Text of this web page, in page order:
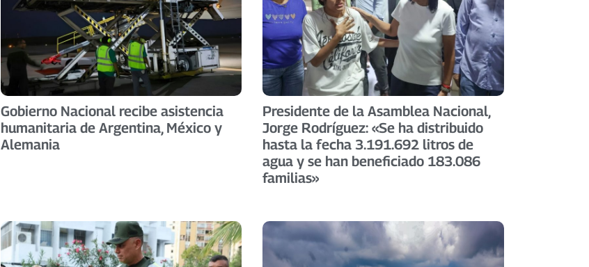
Gobierno Nacional recibe asistencia
humanitaria de Argentina, México y
Alemania
Presidente de la Asamblea Nacional,
Jorge Rodríguez: «Se ha distribuido
hasta la fecha 3.191.692 litros de
agua y se han beneficiado 183.086
familias» ​